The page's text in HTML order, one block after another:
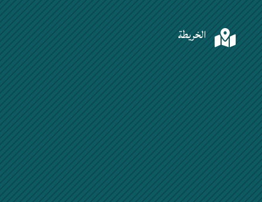
 الخريطة